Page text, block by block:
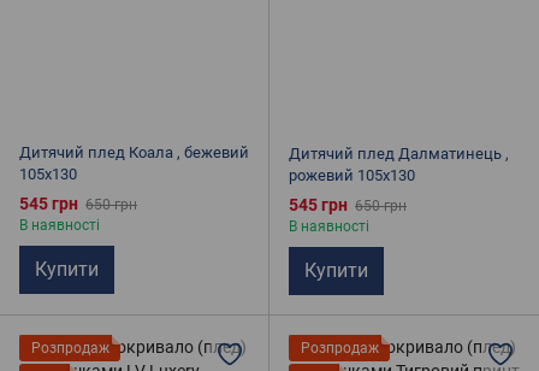
Дитячий плед Коала , бежевий
105х130
545 грн 650 грн
В наявності
Купити
Дитячий плед Далматинець ,
рожевий 105х130
545 грн 650 грн
В наявності
Купити
Розпродаж
Розпродаж